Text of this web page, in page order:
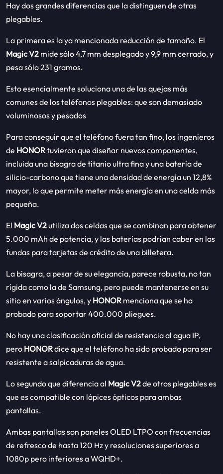
Hay dos grandes diferencias que la distinguen de otras
plegables.
La primera es la ya mencionada reducción de tamaño. El
Magic V2 mide sólo 4,7 mm desplegado y 9,9 mm cerrado, y
pesa sólo 231 gramos.
Esto esencialmente soluciona una de las quejas más
comunes de los teléfonos plegables: que son demasiado
voluminosos y pesados
Para conseguir que el teléfono fuera tan fino, los ingenieros
de HONORtuvieron que diseñar nuevos componentes,
incluida una bisagra de titanio ultra fina y una batería de
silicio-carbono que tiene una densidad de energía un 12,8%
mayor, lo que permite meter más energía en una celda más
pequeña.
El Magic V2utiliza dos celdas que se combinan para obtener
5.000 mAh de potencia, y las baterías podrían caber en las
fundas para tarjetas de crédito de una billetera.
La bisagra, a pesar de su elegancia, parece robusta, no tan
rígida como la de Samsung, pero puede mantenerse en su
sitio en varios ángulos, y HONOR menciona que se ha
probado para soportar 400.000 pliegues.
No hay una clasificación oficial de resistencia al agua IP,
pero HONORdice que el teléfono ha sido probado para ser
resistente a salpicaduras de agua.
Lo segundo que diferencia al Magic V2de otros plegables es
que es compatible con lápices ópticos para ambas
pantallas.
Ambas pantallas son paneles OLED LTPO con frecuencias
de refresco de hasta 120 Hz y resoluciones superiores a
1080p pero inferiores a WQHD+.